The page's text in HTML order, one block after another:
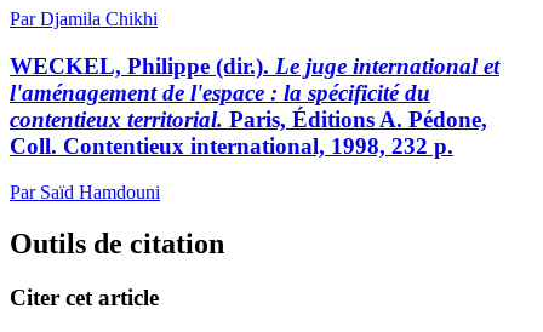
Par Djamila Chikhi
WECKEL, Philippe (dir.). Le juge international et
l'aménagement de l'espace : la spécificité du
contentieux territorial. Paris, Éditions A. Pédone,
Coll. Contentieux international, 1998, 232 p.
Par Saïd Hamdouni
Outils de citation
Citer cet article